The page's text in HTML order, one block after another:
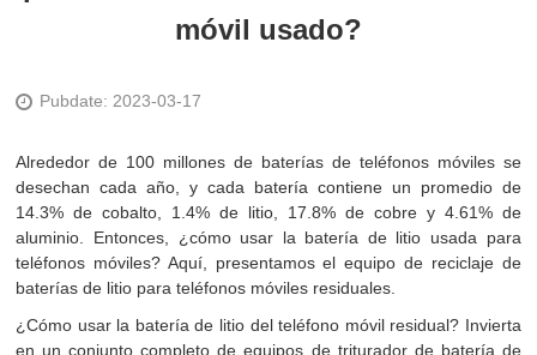
móvil usado?
Pubdate: 2023-03-17
Alrededor de 100 millones de baterías de teléfonos móviles se
desechan cada año, y cada batería contiene un promedio de
14.3% de cobalto, 1.4% de litio, 17.8% de cobre y 4.61% de
aluminio. Entonces, ¿cómo usar la batería de litio usada para
teléfonos móviles? Aquí, presentamos el equipo de reciclaje de
baterías de litio para teléfonos móviles residuales.
¿Cómo usar la batería de litio del teléfono móvil residual? Invierta
en un conjunto completo de equipos de triturador de batería de